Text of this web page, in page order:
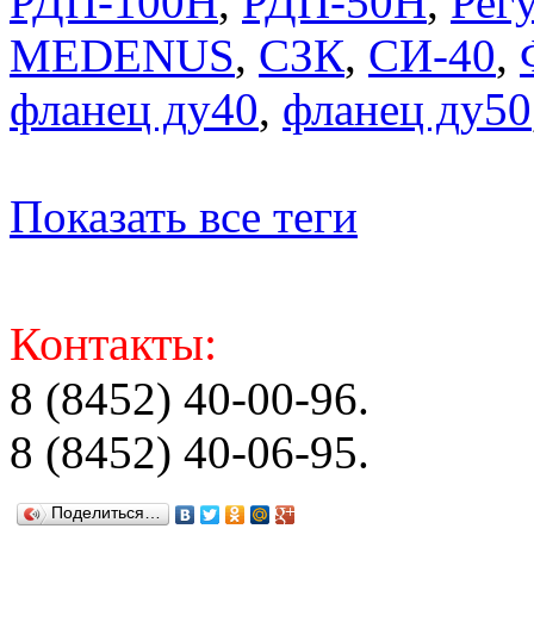
MEDENUS, СЗК, СИ-40,
фланец ду40, фланец ду50
Показать все теги
Контакты:
8 (8452) 40-00-96.
8 (8452) 40-06-95.
Поделиться…